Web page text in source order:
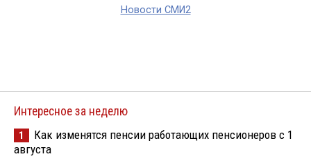
Новости СМИ2
Интересное за неделю
1
Как изменятся пенсии работающих пенсионеров с 1
августа